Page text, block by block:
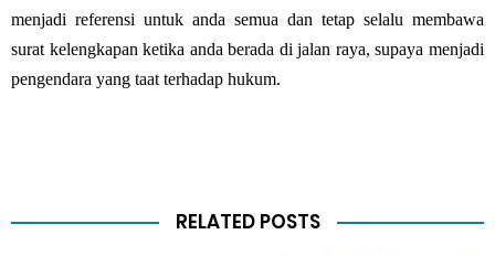
menjadi referensi untuk anda semua dan tetap selalu membawa
surat kelengkapan ketika anda berada di jalan raya, supaya menjadi
pengendara yang taat terhadap hukum.
RELATED POSTS